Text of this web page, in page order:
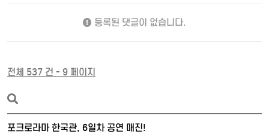
등록된 댓글이 없습니다.
전체 537 건 - 9 페이지
포크로라마 한국관, 6일차 공연 매진!